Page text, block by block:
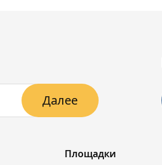
Далее
Площадки